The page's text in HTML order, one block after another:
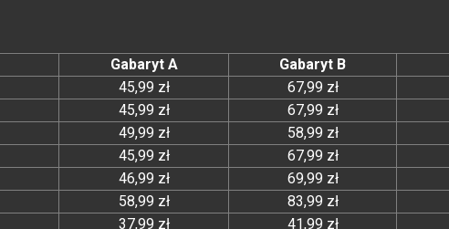
Gabaryt A Gabaryt B
45,99 zł 67,99 zł
45,99 zł 67,99 zł
49,99 zł 58,99 zł
45,99 zł 67,99 zł
46,99 zł 69,99 zł
58,99 zł 83,99 zł
37,99 zł 41,99 zł